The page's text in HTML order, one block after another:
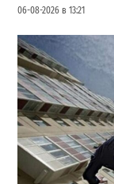
06-08-2026 в 13:21